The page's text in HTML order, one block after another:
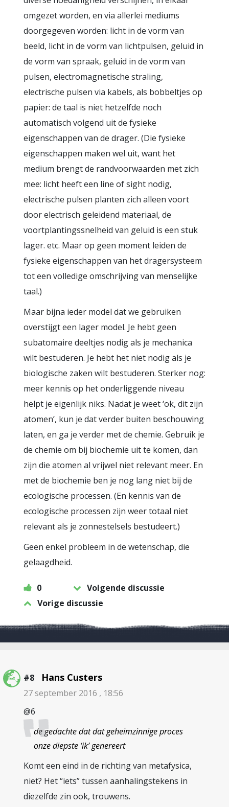
omgezet worden, en via allerlei mediums
doorgegeven worden: licht in de vorm van
beeld, licht in de vorm van lichtpulsen, geluid in
de vorm van spraak, geluid in de vorm van
pulsen, electromagnetische straling,
electrische pulsen via kabels, als bobbeltjes op
papier: de taal is niet hetzelfde noch
automatisch volgend uit de fysieke
eigenschappen van de drager. (Die fysieke
eigenschappen maken wel uit, want het
medium brengt de randvoorwaarden met zich
mee: licht heeft een line of sight nodig,
electrische pulsen planten zich alleen voort
door electrisch geleidend materiaal, de
voortplantingssnelheid van geluid is een stuk
lager. etc. Maar op geen moment leiden de
fysieke eigenschappen van het dragersysteem
tot een volledige omschrijving van menselijke
taal.)
Maar bijna ieder model dat we gebruiken
overstijgt een lager model. Je hebt geen
subatomaire deeltjes nodig als je mechanica
wilt bestuderen. Je hebt het niet nodig als je
biologische zaken wilt bestuderen. Sterker nog:
meer kennis op het onderliggende niveau
helpt je eigenlijk niks. Nadat je weet ‘ok, dit zijn
atomen’, kun je dat verder buiten beschouwing
laten, en ga je verder met de chemie. Gebruik je
de chemie om bij biochemie uit te komen, dan
zijn die atomen al vrijwel niet relevant meer. En
met de biochemie ben je nog lang niet bij de
ecologische processen. (En kennis van de
ecologische processen zijn weer totaal niet
relevant als je zonnestelsels bestudeert.)
Geen enkel probleem in de wetenschap, die
gelaagdheid.
0
Volgende discussie
Vorige discussie
#8 Hans Custers
27 september 2016 , 18:56
@6
de gedachte dat dat geheimzinnige proces
onze diepste ‘ik’ genereert
Komt een eind in de richting van metafysica,
niet? Het “iets” tussen aanhalingstekens in
diezelfde zin ook, trouwens.